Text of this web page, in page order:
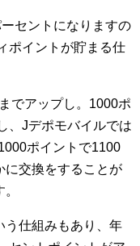
セントになりますの
ポイントが貯まる仕
でアップし。1000ポ
、Jデポモバイルでは
ポイントで1100
に交換をすることが
う仕組みもあり、年